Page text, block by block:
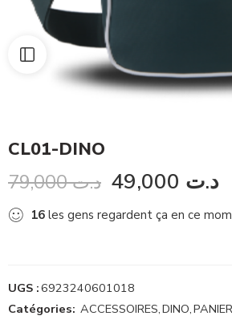
CL01-DINO
د.ت79,000 د.ت
16 les gens regardent ça en ce
UGS :6923240601018
Catégories: ACCESSOIRES,DINO,